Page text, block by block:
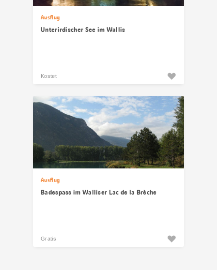
Ausflug
Unterirdischer See im Wallis
Kostet
Ausflug
Badespass im Walliser Lac de la Brèche
Gratis